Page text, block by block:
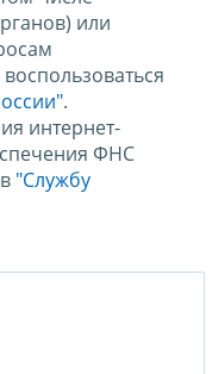
или
.
интернет-
ФНС
"Службу